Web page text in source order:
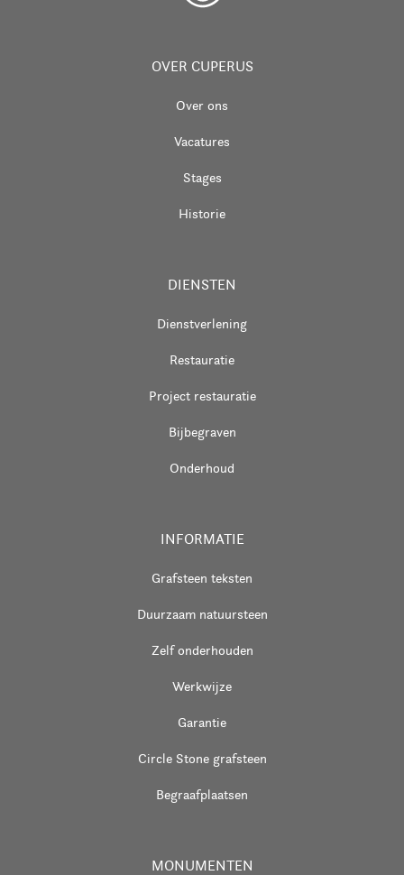
OVER CUPERUS
Over ons
Vacatures
Stages
Historie
DIENSTEN
Dienstverlening
Restauratie
Project restauratie
Bijbegraven
Onderhoud
INFORMATIE
Grafsteen teksten
Duurzaam natuursteen
Zelf onderhouden
Werkwijze
Garantie
Circle Stone grafsteen
Begraafplaatsen
MONUMENTEN